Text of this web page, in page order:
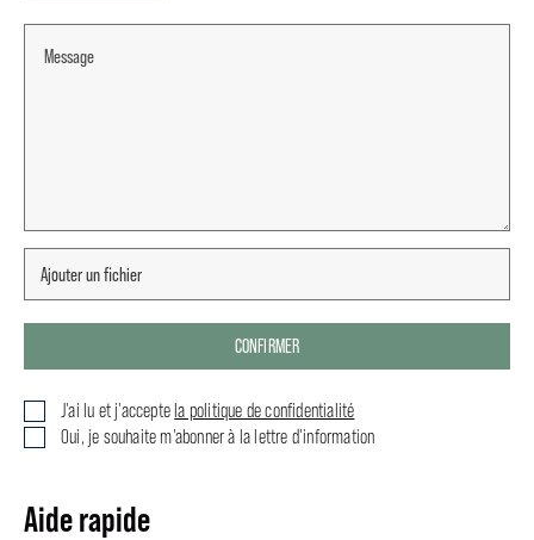
CONFIRMER
J'ai lu et j'accepte la politique de confidentialité
Oui, je souhaite m'abonner à la lettre d'information
Aide rapide